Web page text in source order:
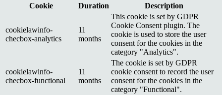
Cookie
Duration Description
cookielawinfo-
checbox-analytics
11
months
This cookie is set by GDPR
Cookie Consent plugin. The
cookie is used to store the user
consent for the cookies in the
category "Analytics".
cookielawinfo-
checbox-functional
11
months
The cookie is set by GDPR
cookie consent to record the user
consent for the cookies in the
category "Functional".